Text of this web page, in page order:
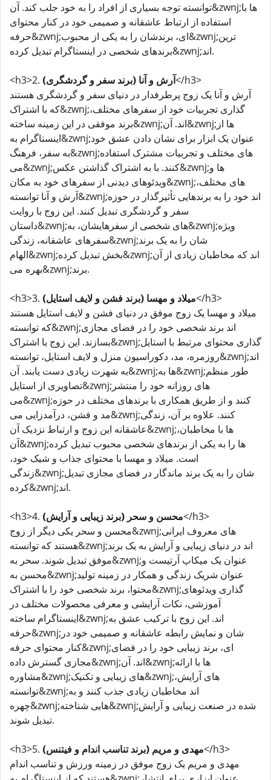
توانسته توجه بسیاری از افراد را به خود جلب کند. آن&zwnj;ها با
استفاده از ارتباط عاشقانه و صمیمی خود در کنار محتوای
حرفه&zwnj;ای، برندشان را به یکی از محبوب&zwnj;ترین
برندهای شخصی در اینستاگرام تبدیل کرده&zwnj;اند.
<h3>2. آرش و آنا (برند سفر و گردشگری)</h3>
آرش و آنا یک زوج پرطرفدار در دنیای سفر و گردشگری هستند
که با اشتراک&zwnj;گذاری تجربیات خود از سفرهای مختلف،
برند موفقی در این زمینه ساخته&zwnj;اند. آن&zwnj;ها از
اینستاگرام به&zwnj;عنوان یک ابزار برای نشان دادن عشق خود
به سفر، فرهنگ&zwnj;های مختلف و تجربیات مشترک استفاده
می&zwnj;کنند. با به اشتراک گذاشتن عکس&zwnj;ها و
ویدئوهای دیدنی از سفرهای خود به مکان&zwnj;های مختلف،
آرش و آنا توانسته&zwnj;اند خود را به برندهایی تأثیرگذار در حوزه
سفر و گردشگری تبدیل کنند. این زوج با روایت
داستان&zwnj;های شخصی از سفرهایشان، به&zwnj;ویژه
سفرهای عاشقانه، زندگی&zwnj;شان را به یک برند
الهام&zwnj;بخش تبدیل کرده&zwnj;اند که مخاطبان زیادی از آن
بهره می&zwnj;برند.
<h3>3. میلاد و مهسا (برند فشن و لایف استایل)</h3>
میلاد و مهسا یک زوج موفق در دنیای فشن و لایف استایل هستند
که توانسته&zwnj;اند برند شخصی خود را در فضای مجازی
بسازند. این زوج با اشتراک&zwnj;گذاری محتوای مرتبط با استایل
روزمره، مد، دکوراسیون منزل و لایف استایل، توانسته&zwnj;اند
به شهرت زیادی دست یابند. آن&zwnj;ها به&zwnj;طور منظم
تصاویری از استایل&zwnj;های روزانه خود را منتشر
می&zwnj;کنند و از طریق همکاری با برندهای مختلف در حوزه
مد و فشن، درآمدزایی می&zwnj;کنند. علاوه بر آن، زندگی
عاشقانه این زوج و ارتباط نزدیک آن&zwnj;ها با مخاطبان،
آن&zwnj;ها را به یکی از برندهای شخصی محبوب تبدیل کرده
است. میلاد و مهسا با محتوای جذاب و شیک خود،
زندگی&zwnj;شان را به یک برند ماندگار در فضای مجازی تبدیل
کرده&zwnj;اند.
<h3>4. محسن و سحر (برند زیبایی و آرایش)</h3>
محسن و سحر یکی دیگر از زوج&zwnj;های معروف ایرانی
هستند که توانسته&zwnj;اند در دنیای زیبایی و آرایش به یک برند
موفق تبدیل شوند. سحر به&zwnj;عنوان یک میکاپ آرتیست و
محسن به&zwnj;عنوان شریک زندگی و همکار در زمینه تولید
محتوا، برند شخصی خود را با اشتراک&zwnj;گذاری ویدئوهای
آموزشی، نکات آرایشی و معرفی محصولات مختلف در
اینستاگرام ساخته&zwnj;اند. این زوج با ترکیب عشق به
حرفه&zwnj;شان و نمایش رابطه عاشقانه و صمیمی خود در
کنار محتوای حرفه&zwnj;ای، برند زیبایی خود را در فضای
مجازی گسترش داده&zwnj;اند. آن&zwnj;ها با ارائه
مشاوره&zwnj;های زیبایی و تکنیک&zwnj;های آرایش،
توانسته&zwnj;اند مخاطبان زیادی جذب کنند و به
چهره&zwnj;هایی شناخته&zwnj;شده در صنعت زیبایی و آرایش
تبدیل شوند.
<h3>5. مهدی و مریم (برند تناسب اندام و فیتنس)</h3>
مهدی و مریم یک زوج موفق در زمینه ورزش و تناسب اندام